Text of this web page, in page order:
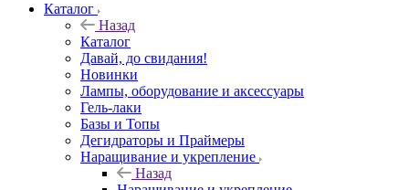
Каталог
Назад
Каталог
Давай, до свидания!
Новинки
Лампы, оборудование и аксессуары
Гель-лаки
Базы и Топы
Дегидраторы и Праймеры
Наращивание и укрепление
Назад